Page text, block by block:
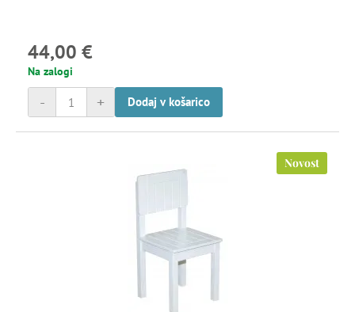
44,00 €
Na zalogi
+
- Dodaj v košarico
Novost